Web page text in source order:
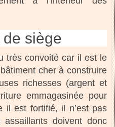
siège
très convoité car il est le
cher à construire
richesses (argent et
emmagasinée pour
il est fortifié, il n’est pas
assaillants doivent donc